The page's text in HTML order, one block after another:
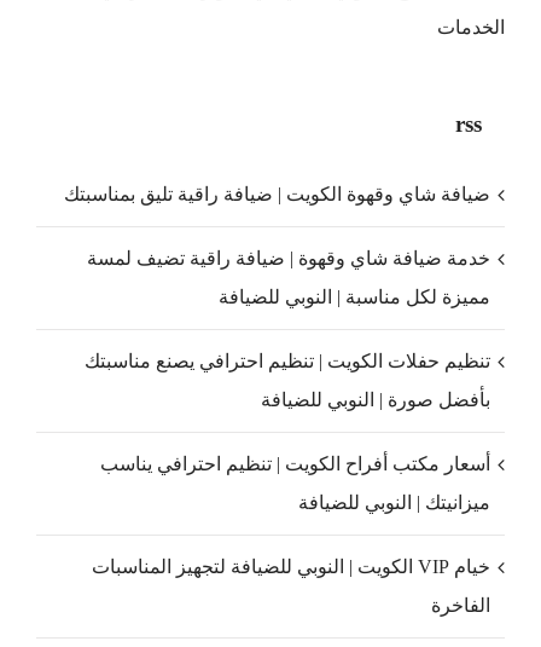
الخدمات
rss
ضيافة شاي وقهوة الكويت | ضيافة راقية تليق بمناسبتك
خدمة ضيافة شاي وقهوة | ضيافة راقية تضيف لمسة
مميزة لكل مناسبة | النوبي للضيافة
تنظيم حفلات الكويت | تنظيم احترافي يصنع مناسبتك
بأفضل صورة | النوبي للضيافة
أسعار مكتب أفراح الكويت | تنظيم احترافي يناسب
ميزانيتك | النوبي للضيافة
خيام VIP الكويت | النوبي للضيافة لتجهيز المناسبات
الفاخرة